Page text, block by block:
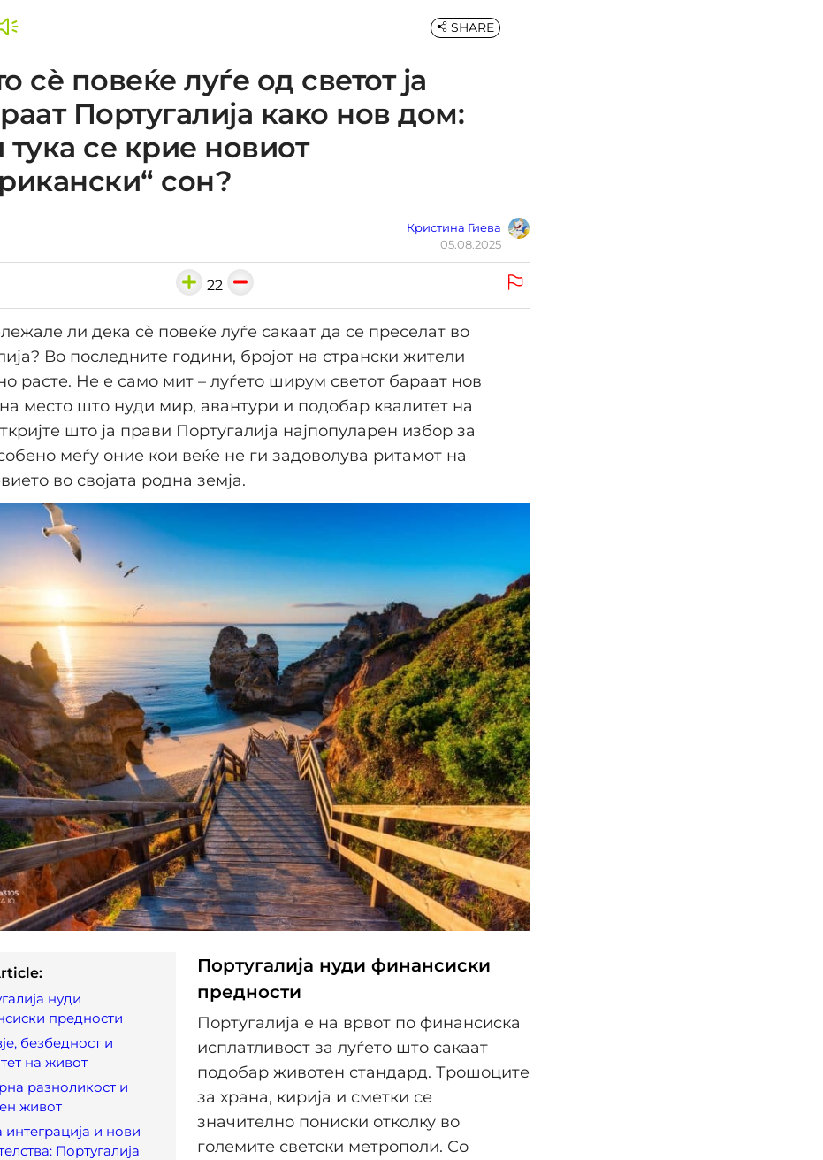
сè повеќе луѓе од светот ја
Португалија како нов дом:
се крие новиот
сон?
Кристина Гиева
05.08.2025
SHARE
22
ли дека сè повеќе луѓе сакаат да се преселат во
Во последните години, бројот на странски жители
расте. Не е само мит – луѓето ширум светот бараат нов
место што нуди мир, авантури и подобар квалитет на
што ја прави Португалија најпопуларен избор за
меѓу оние кои веќе не ги задоволува ритамот на
во својата родна земја.
нуди
предности
безбедност и
на живот
разноликост и
живот
интеграција и нови
Португалија
Португалија нуди финансиски
предности
Португалија е на врвот по финансиска
исплатливост за луѓето што сакаат
подобар животен стандард. Трошоците
за храна, кирија и сметки се
значително пониски отколку во
големите светски метрополи. Со